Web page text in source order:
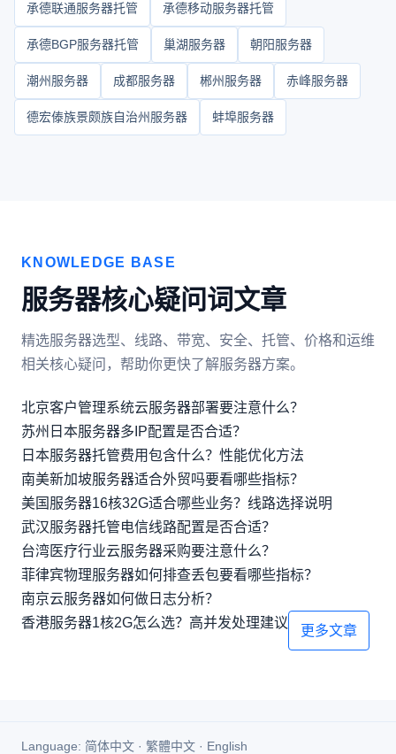
承德联通服务器托管 承德移动服务器托管
承德BGP服务器托管 巢湖服务器 朝阳服务器
潮州服务器 成都服务器 郴州服务器 赤峰服务器
德宏傣族景颇族自治州服务器 蚌埠服务器
KNOWLEDGE BASE
服务器核心疑问词文章
精选服务器选型、线路、带宽、安全、托管、价格和运维
相关核心疑问，帮助你更快了解服务器方案。
北京客户管理系统云服务器部署要注意什么？
苏州日本服务器多IP配置是否合适？
日本服务器托管费用包含什么？性能优化方法
南美新加坡服务器适合外贸吗要看哪些指标？
美国服务器16核32G适合哪些业务？线路选择说明
武汉服务器托管电信线路配置是否合适？
台湾医疗行业云服务器采购要注意什么？
菲律宾物理服务器如何排查丢包要看哪些指标？
南京云服务器如何做日志分析？
香港服务器1核2G怎么选？高并发处理建议
更多文章
Language: 简体中文 · 繁體中文 · English